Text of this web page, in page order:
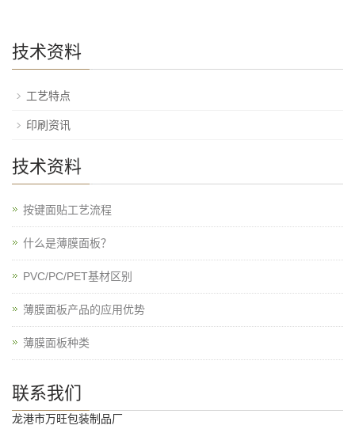
技术资料
工艺特点
印刷资讯
技术资料
按键面贴工艺流程
什么是薄膜面板？
PVC/PC/PET基材区别
薄膜面板产品的应用优势
薄膜面板种类
联系我们
龙港市万旺包装制品厂